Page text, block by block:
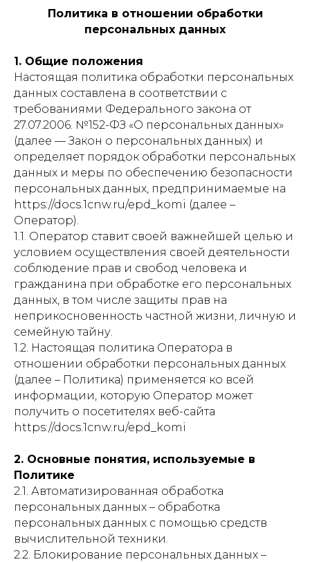
Политика в отношении обработки
персональных данных
1. Общие положения
Настоящая политика обработки персональных
данных составлена в соответствии с
требованиями Федерального закона от
27.07.2006. №152-ФЗ «О персональных данных»
(далее — Закон о персональных данных) и
определяет порядок обработки персональных
данных и меры по обеспечению безопасности
персональных данных, предпринимаемые на
https://docs.1cnw.ru/epd_komi (далее –
Оператор).
1.1. Оператор ставит своей важнейшей целью и
условием осуществления своей деятельности
соблюдение прав и свобод человека и
гражданина при обработке его персональных
данных, в том числе защиты прав на
неприкосновенность частной жизни, личную и
семейную тайну.
1.2. Настоящая политика Оператора в
отношении обработки персональных данных
(далее – Политика) применяется ко всей
информации, которую Оператор может
получить о посетителях веб-сайта
https://docs.1cnw.ru/epd_komi
2. Основные понятия, используемые в
Политике
2.1. Автоматизированная обработка
персональных данных – обработка
персональных данных с помощью средств
вычислительной техники.
2.2. Блокирование персональных данных –